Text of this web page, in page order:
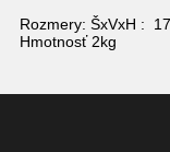
Rozmery: ŠxVxH :
Hmotnosť 2kg